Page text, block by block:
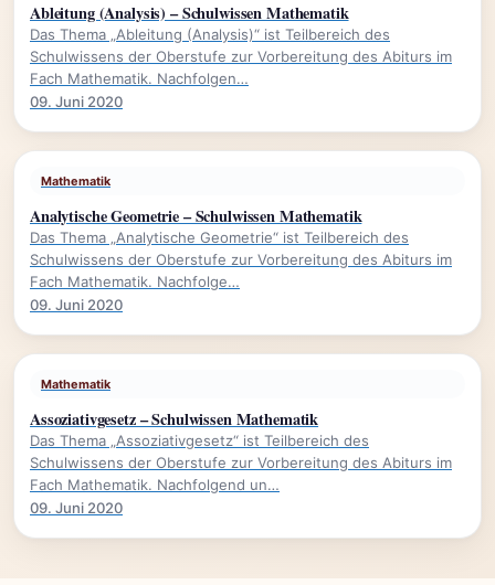
Ableitung (Analysis) – Schulwissen Mathematik
Das Thema „Ableitung (Analysis)“ ist Teilbereich des
Schulwissens der Oberstufe zur Vorbereitung des Abiturs im
Fach Mathematik. Nachfolgen…
09. Juni 2020
Mathematik
Analytische Geometrie – Schulwissen Mathematik
Das Thema „Analytische Geometrie“ ist Teilbereich des
Schulwissens der Oberstufe zur Vorbereitung des Abiturs im
Fach Mathematik. Nachfolge…
09. Juni 2020
Mathematik
Assoziativgesetz – Schulwissen Mathematik
Das Thema „Assoziativgesetz“ ist Teilbereich des
Schulwissens der Oberstufe zur Vorbereitung des Abiturs im
Fach Mathematik. Nachfolgend un…
09. Juni 2020